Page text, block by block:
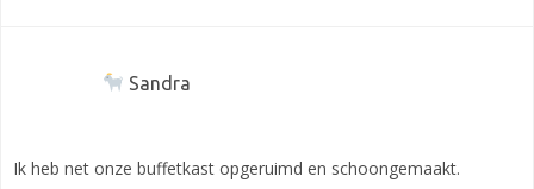
Sandra
Ik heb net onze buffetkast opgeruimd en schoongemaakt.